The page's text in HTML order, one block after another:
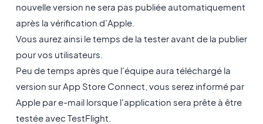
nouvelle version ne sera pas publiée automatiquement
après la vérification d'Apple.
Vous aurez ainsi le temps de la tester avant de la publier
pour vos utilisateurs.
Peu de temps après que l'équipe aura téléchargé la
version sur App Store Connect, vous serez informé par
Apple par e-mail lorsque l'application sera prête à être
testée avec TestFlight.